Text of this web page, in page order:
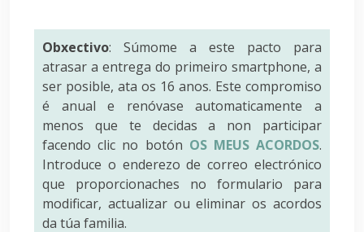
Obxectivo: Súmome a este pacto para
atrasar a entrega do primeiro smartphone, a
ser posible, ata os 16 anos. Este compromiso
é anual e renóvase automaticamente a
menos que te decidas a non participar
facendo clic no botón OS MEUS ACORDOS.
Introduce o enderezo de correo electrónico
que proporcionaches no formulario para
modificar, actualizar ou eliminar os acordos
da túa familia.